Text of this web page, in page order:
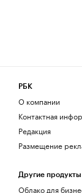
РБК
О компании
Контактная
Редакция
Размещение
Другие
Облако для